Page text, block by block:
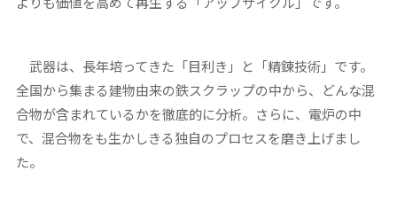
武器は、長年培ってきた「目利き」と「精錬技術」です。
全国から集まる建物由来の鉄スクラップの中から、どんな混
合物が含まれているかを徹底的に分析。さらに、電炉の中
で、混合物をも生かしきる独自のプロセスを磨き上げまし
た。